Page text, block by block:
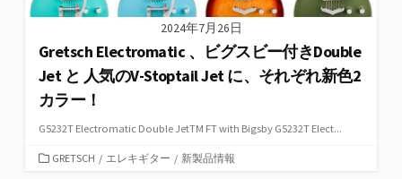
2024年7月26日
Gretsch Electromatic 、ビグスビー付きDouble
Jet と 人気のV-Stoptail Jet に、それぞれ新色2
カラー！
G5232T Electromatic Double JetTM FT with Bigsby G5232T Elect...
カGRETSCH / エレキギター / 新製品情報